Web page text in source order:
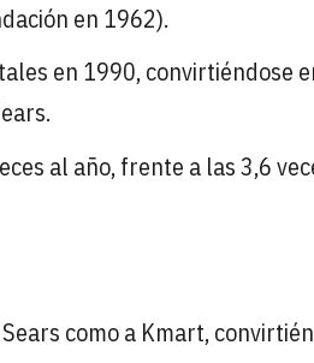
en 1962).
en 1990, convirtiéndose
al año, frente a las 3,6
como a Kmart,